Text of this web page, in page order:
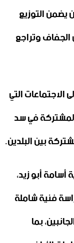
يضمن التوزيع
وتراجع
الاجتماعات التي
في سد
بين البلدين.
أبو زيد،
فنية شاملة
بين الجانبين، بما